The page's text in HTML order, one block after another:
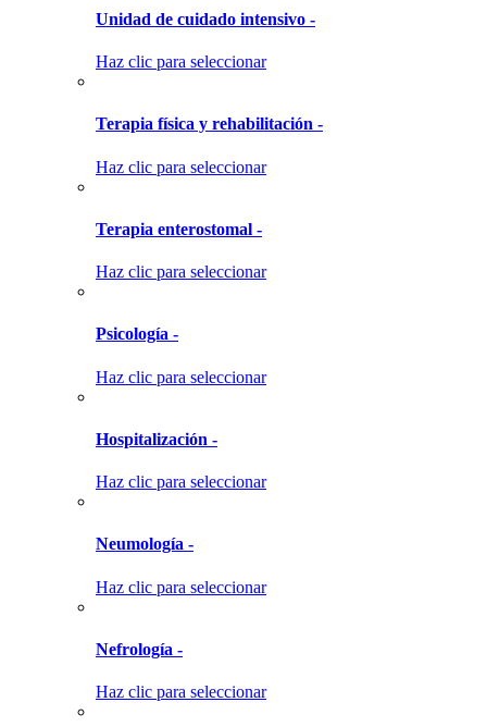
Unidad de cuidado intensivo -
Haz clic para seleccionar
Terapia física y rehabilitación -
Haz clic para seleccionar
Terapia enterostomal -
Haz clic para seleccionar
Psicología -
Haz clic para seleccionar
Hospitalización -
Haz clic para seleccionar
Neumología -
Haz clic para seleccionar
Nefrología -
Haz clic para seleccionar